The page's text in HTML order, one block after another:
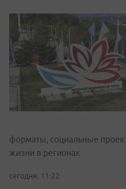
форматы, социальные
жизни в регионах
сегодня, 11:22